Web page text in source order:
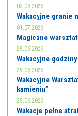
03.08.2026
Wakacyjne granie
01.07.2026
Magiczne
29.06.2026
Wakacyjne
29.06.2026
Wakacyjne
kamieniu”
25.06.2026
Wakacje pełne